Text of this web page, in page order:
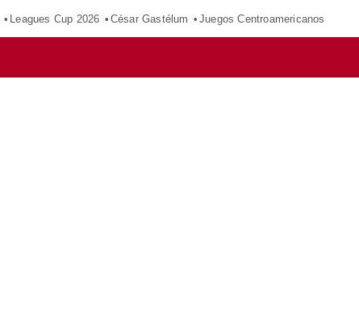
Leagues Cup 2026 César Gastélum Juegos Centroamericanos